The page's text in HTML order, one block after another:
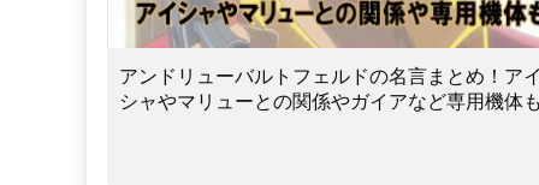
アンドリューバルトフェルドの名言まとめ！ア
シャやマリューとの関係やガイアなど専用機体